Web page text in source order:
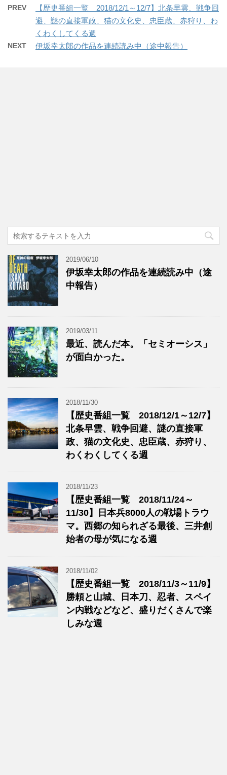
PREV
【歴史番組一覧 2018/12/1～12/7】北条早雲、戦争回
避、謎の直接軍政、猫の文化史、忠臣蔵、赤狩り、わ
くわくしてくる週
NEXT 伊坂幸太郎の作品を連続読み中（途中報告）
2019/06/10
伊坂幸太郎の作品を連続読み中（途
中報告）
2019/03/11
最近、読んだ本。「セミオーシス」
が面白かった。
2018/11/30
【歴史番組一覧 2018/12/1～12/7】
北条早雲、戦争回避、謎の直接軍
政、猫の文化史、忠臣蔵、赤狩り、
わくわくしてくる週
2018/11/23
【歴史番組一覧 2018/11/24～
11/30】日本兵8000人の戦場トラウ
マ。西郷の知られざる最後、三井創
始者の母が気になる週
2018/11/02
【歴史番組一覧 2018/11/3～11/9】
勝頼と山城、日本刀、忍者、スペイ
ン内戦などなど、盛りだくさんで楽
しみな週